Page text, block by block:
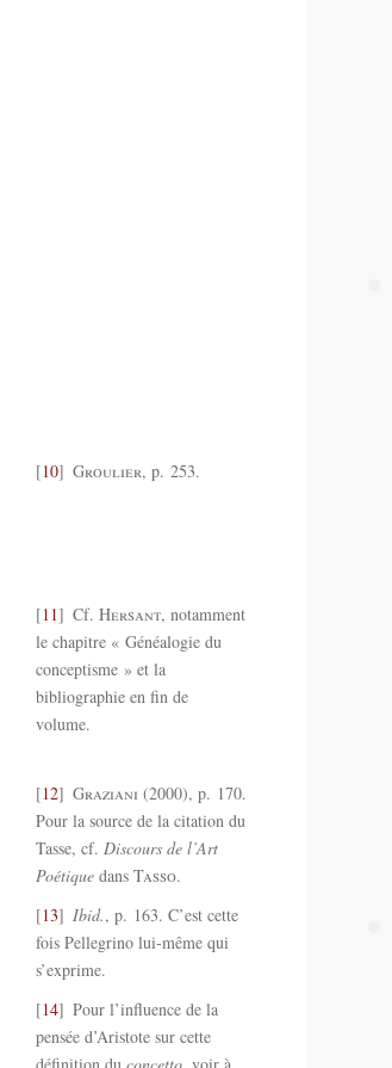
10 Groulier, p. 253.
11 Cf. Hersant, notamment
le chapitre « Généalogie du
conceptisme » et la
bibliographie en fin de
volume.
12 Graziani (2000), p. 170.
Pour la source de la citation du
Tasse, cf. Discours de l’Art
Poétiquedans Tasso.
13
Ibid., p. 163. C’est cette
fois Pellegrino lui‑même qui
s’exprime.
14
Pour l’influence de la
pensée d’Aristote sur cette
définition du concetto, voir à